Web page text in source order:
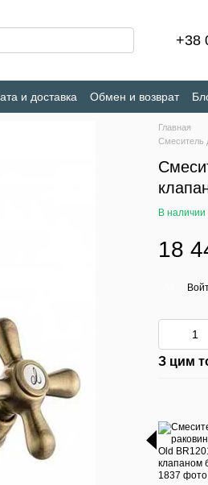
+38
и доставка Обмен и возврат
Главная
Смеситель
В наличии
18
З цим